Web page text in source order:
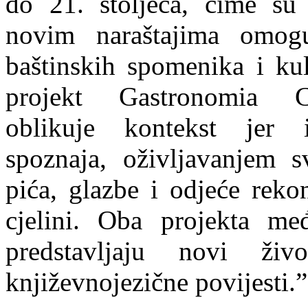
novim naraštajima
baštinskih spomenika i
projekt Gastronomia
oblikuje kontekst jer
spoznaja, oživljavanjem
pića, glazbe i odjeće
cjelini. Oba projekta
predstavljaju novi
književnojezične povijesti.”